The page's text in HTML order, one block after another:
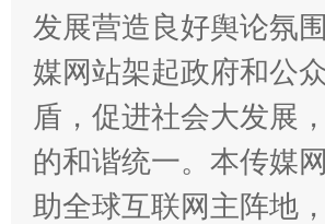
发展营造良好舆论氛
媒网站架起政府和公
盾，促进社会大发展
的和谐统一。本传媒
助全球互联网主阵地